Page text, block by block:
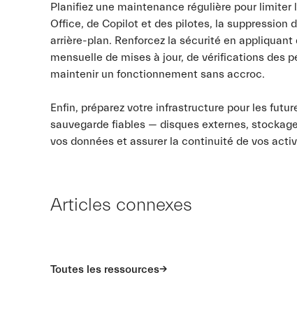
Planifiez une maintenance régulière pour
Office, de Copilot et des pilotes, la suppression
arrière-plan. Renforcez la sécurité en
mensuelle de mises à jour, de vérifications des
maintenir un fonctionnement sans accroc.
Enfin, préparez votre infrastructure pour les
sauvegarde fiables — disques externes,
vos données et assurer la continuité de vos
Articles connexes
Toutes les ressources